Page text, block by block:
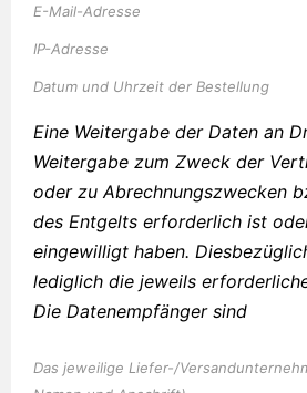
E-Mail-Adresse
IP-Adresse
Datum und Uhrzeit der Bestellung
Eine Weitergabe der Daten an
Weitergabe zum Zweck der
oder zu Abrechnungszwecken
des Entgelts erforderlich ist
eingewilligt haben.
lediglich die jeweils
Die Datenempfänger sind
Das jeweilige Liefer-/